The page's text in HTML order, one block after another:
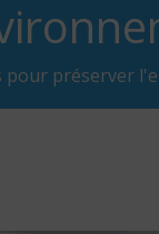
pour préserver